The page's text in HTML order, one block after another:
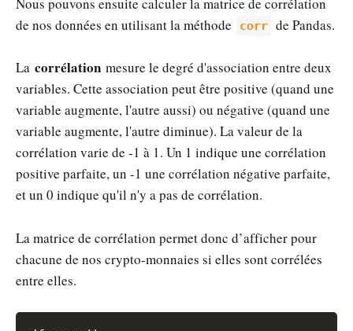
Nous pouvons ensuite calculer la matrice de corrélation
de nos données en utilisant la méthode
corr de Pandas.
La corrélation mesure le degré d'association entre deux
variables. Cette association peut être positive (quand une
variable augmente, l'autre aussi) ou négative (quand une
variable augmente, l'autre diminue). La valeur de la
corrélation varie de -1 à 1. Un 1 indique une corrélation
positive parfaite, un -1 une corrélation négative parfaite,
et un 0 indique qu'il n'y a pas de corrélation.
La matrice de corrélation permet donc d’afficher pour
chacune de nos crypto-monnaies si elles sont corrélées
entre elles.